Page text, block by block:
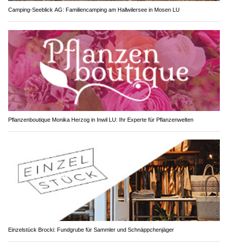
Camping-Seeblick AG: Familiencamping am Hallwilersee in Mosen LU
Pflanzenboutique Monika Herzog in Inwil LU: Ihr Experte für Pflanzenwelten
Einzelstück Brocki: Fundgrube für Sammler und Schnäppchenjäger